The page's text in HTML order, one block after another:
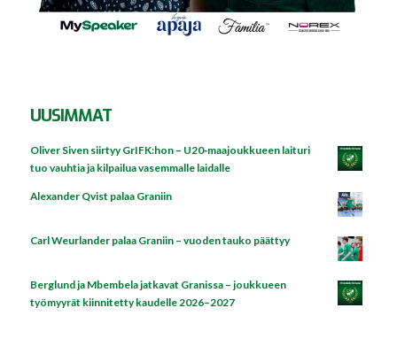
UUSIMMAT
Oliver Siven siirtyy GrIFK:hon – U20‑maajoukkueen laituri
tuo vauhtia ja kilpailua vasemmalle laidalle
Alexander Qvist palaa Graniin
Carl Weurlander palaa Graniin – vuoden tauko päättyy
Berglund ja Mbembela jatkavat Granissa – joukkueen
työmyyrät kiinnitetty kaudelle 2026–2027